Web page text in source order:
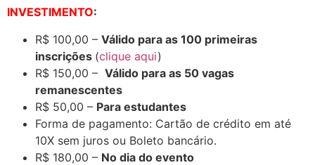
INVESTIMENTO:
R$ 100,00 – Válido para as 100 primeiras
inscrições (clique aqui)
R$ 150,00 – Válido para as 50 vagas
remanescentes
R$ 50,00 – Para estudantes
Forma de pagamento: Cartão de crédito em até
10X sem juros ou Boleto bancário.
R$ 180,00 – No dia do evento